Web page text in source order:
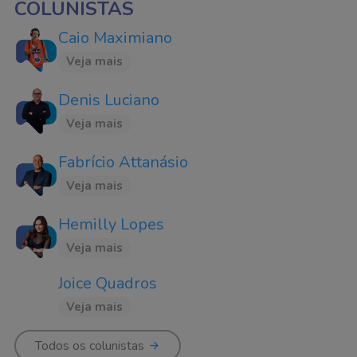
COLUNISTAS
Caio Maximiano
Veja mais
Denis Luciano
Veja mais
Fabrício Attanásio
Veja mais
Hemilly Lopes
Veja mais
Joice Quadros
Veja mais
Todos os colunistas